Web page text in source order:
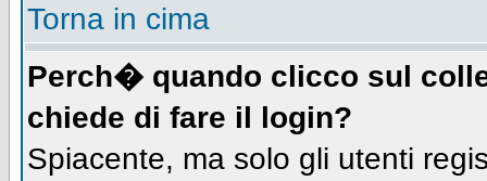
Torna in cima
Perch� quando clicco sul
chiede di fare il login?
Spiacente, ma solo gli utenti